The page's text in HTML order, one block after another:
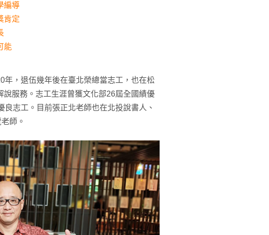
編導
肯定
能
，退伍幾年後在臺北榮總當志工，也在松
服務。志工生涯曾獲文化部26屆全國績優
志工。目前張正北老師也在北投說書人、
師。